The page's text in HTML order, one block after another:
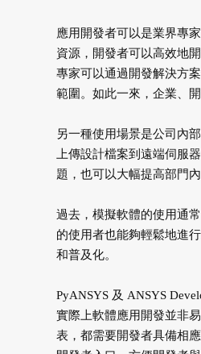
應用開發者可以是業界專
資源，開發者可以高效地
專家可以通過開發解決方
範圍。如此一來，企業、
另一種使用場景是公司內
上傳設計檔案到遠端伺服
題，也可以大幅提高部門
過去，模擬軟體的使用通
的使用者也能夠輕鬆地進
和普及化。
PyANSYS 及 ANSYS
實際上軟體應用開發並非
表，都需要開發者具備相